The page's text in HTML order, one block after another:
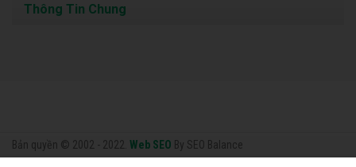
Bản quyền © 2002 - 2022. Web SEO By SEO Balance
Thông Tin Chung